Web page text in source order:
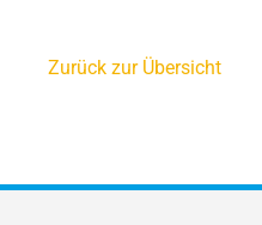
Zurück zur Übersicht